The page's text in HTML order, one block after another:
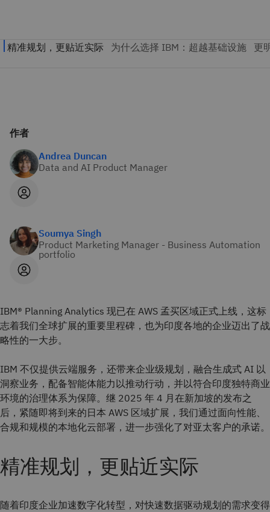
作者
Andrea Duncan
Data and AI Product Manager
Soumya Singh
Product Marketing Manager - Business Automation
portfolio
IBM® Planning Analytics 现已在 AWS 孟买区域正式上线，这标
志着我们全球扩展的重要里程碑，也为印度各地的企业迈出了战
略性的一大步。
IBM 不仅提供云端服务，还带来企业级规划，融合生成式 AI 以
洞察业务，配备智能体能力以推动行动，并以符合印度独特商业
环境的治理体系为保障。继 2025 年 4 月在新加坡的发布之
后，紧随即将到来的日本 AWS 区域扩展，我们通过面向性能、
合规和规模的本地化云部署，进一步强化了对亚太客户的承诺。
精准规划，更贴近实际
随着印度企业加速数字化转型，对快速数据驱动规划的需求变得